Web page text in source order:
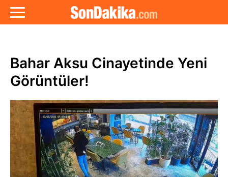
Bahar Aksu Cinayetinde Yeni
Görüntüler!